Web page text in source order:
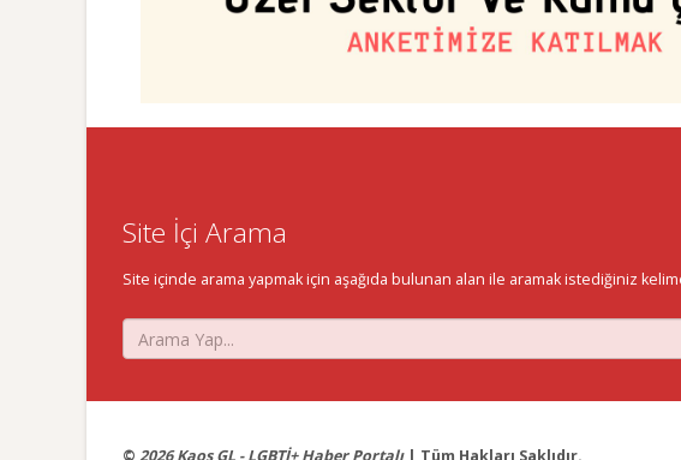
Site İçi Arama
Site içinde arama yapmak için aşağıda bulunan alan ile aramak istediğiniz
© 2026 Kaos GL - LGBTİ+ Haber Portalı| Tüm Hakları Saklıdır.